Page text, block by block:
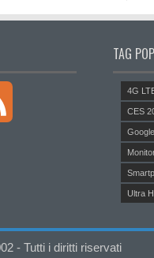
TAG
4G
CES
Google
Ultra
- Tutti i diritti riservati